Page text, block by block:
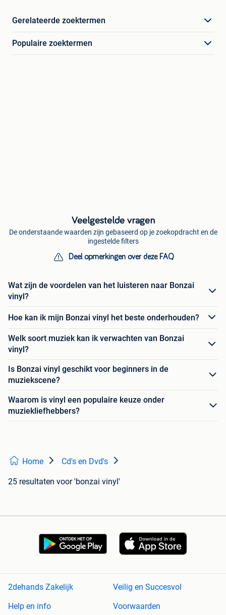
Gerelateerde zoektermen
Populaire zoektermen
Veelgestelde vragen
De onderstaande waarden zijn gebaseerd op je zoekopdracht en de
ingestelde filters
Deel opmerkingen over deze FAQ
Wat zijn de voordelen van het luisteren naar Bonzai
vinyl?
Hoe kan ik mijn Bonzai vinyl het beste onderhouden?
Welk soort muziek kan ik verwachten van Bonzai
vinyl?
Is Bonzai vinyl geschikt voor beginners in de
muziekscene?
Waarom is vinyl een populaire keuze onder
muziekliefhebbers?
Home Cd's en Dvd's
25 resultaten voor 'bonzai vinyl'
2dehands Zakelijk
Veilig en Succesvol
Help en info
Voorwaarden